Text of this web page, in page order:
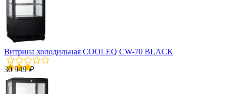
Витрина холодильная COOLEQ CW-70 BLACK
30 949₽